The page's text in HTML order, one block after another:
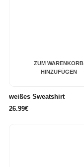
ZUM WARENKORB
HINZUFÜGEN
weißes Sweatshirt
26.99€